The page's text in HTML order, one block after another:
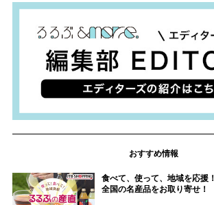
おすすめ情報
食べて、使って、地域を応援！
全国の名産品をお取り寄せ！